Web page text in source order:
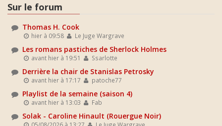
Sur le forum
Thomas H. Cook
hier à 09:58 Le Juge Wargrave
Les romans pastiches de Sherlock Holmes
avant hier à 19:51 Ssarlotte
Derrière la chair de Stanislas Petrosky
avant hier à 17:17 patoche77
Playlist de la semaine (saison 4)
avant hier à 13:03 Fab
Solak - Caroline Hinault (Rouergue Noir)